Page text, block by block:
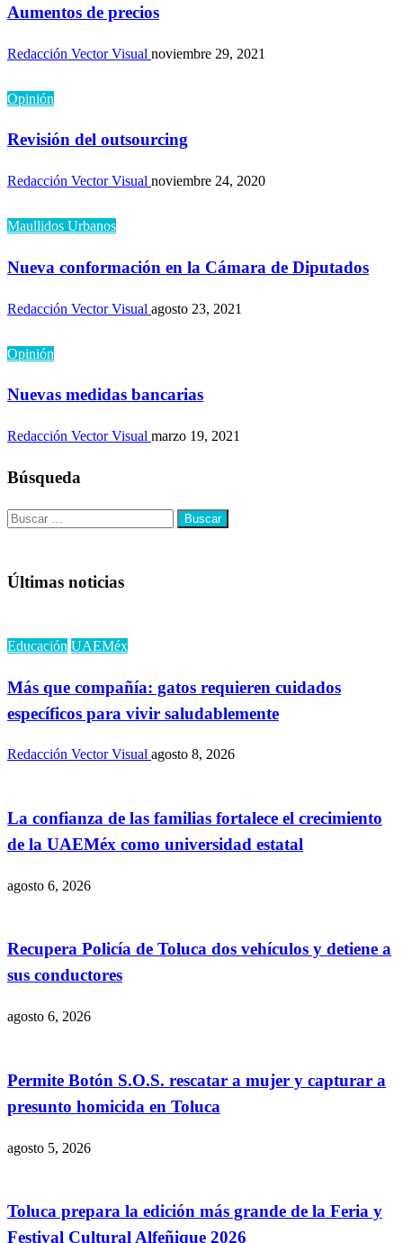
Aumentos de precios
Redacción Vector Visual noviembre 29, 2021
Opinión
Revisión del outsourcing
Redacción Vector Visual noviembre 24, 2020
Maullidos Urbanos
Nueva conformación en la Cámara de Diputados
Redacción Vector Visual agosto 23, 2021
Opinión
Nuevas medidas bancarias
Redacción Vector Visual marzo 19, 2021
Búsqueda
Buscar:
Últimas noticias
Educación UAEMéx
Más que compañía: gatos requieren cuidados
específicos para vivir saludablemente
Redacción Vector Visual agosto 8, 2026
La confianza de las familias fortalece el crecimiento
de la UAEMéx como universidad estatal
agosto 6, 2026
Recupera Policía de Toluca dos vehículos y detiene a
sus conductores
agosto 6, 2026
Permite Botón S.O.S. rescatar a mujer y capturar a
presunto homicida en Toluca
agosto 5, 2026
Toluca prepara la edición más grande de la Feria y
Festival Cultural Alfeñique 2026